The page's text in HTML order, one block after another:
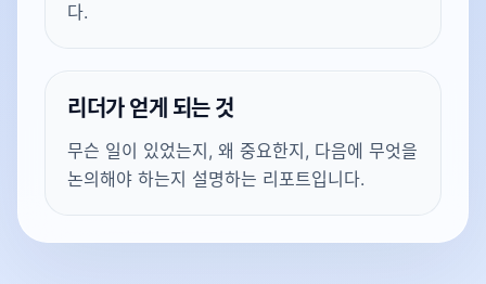
다.
리더가 얻게 되는 것
무슨 일이 있었는지, 왜 중요한지, 다음에 무엇을
논의해야 하는지 설명하는 리포트입니다.